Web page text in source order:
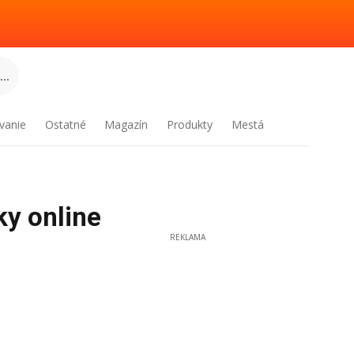
Ostatné Magazín Produkty Mestá
online
REKLAMA